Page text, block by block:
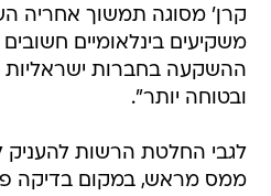
קרן' מסוגה תמשוך אחריה
משקיעים בינלאומיים
ההשקעה בחברות ישראליות
ובטוחה יותר".
לגבי החלטת הרשות להעניק
ממס מראש, במקום בדיקה